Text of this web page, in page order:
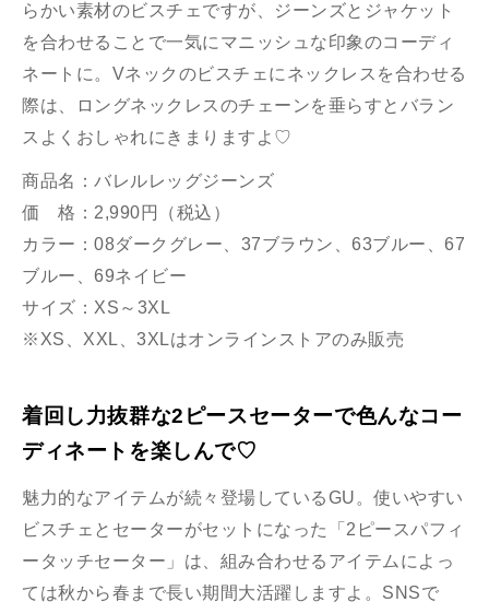
らかい素材のビスチェですが、ジーンズとジャケット
を合わせることで一気にマニッシュな印象のコーディ
ネートに。Vネックのビスチェにネックレスを合わせる
際は、ロングネックレスのチェーンを垂らすとバラン
スよくおしゃれにきまりますよ♡
商品名：バレルレッグジーンズ
価 格：2,990円（税込）
カラー：08ダークグレー、37ブラウン、63ブルー、67
ブルー、69ネイビー
サイズ：XS～3XL
※XS、XXL、3XLはオンラインストアのみ販売
着回し力抜群な2ピースセーターで色んなコー
ディネートを楽しんで♡
魅力的なアイテムが続々登場しているGU。使いやすい
ビスチェとセーターがセットになった「2ピースパフィ
ータッチセーター」は、組み合わせるアイテムによっ
ては秋から春まで長い期間大活躍しますよ。SNSで